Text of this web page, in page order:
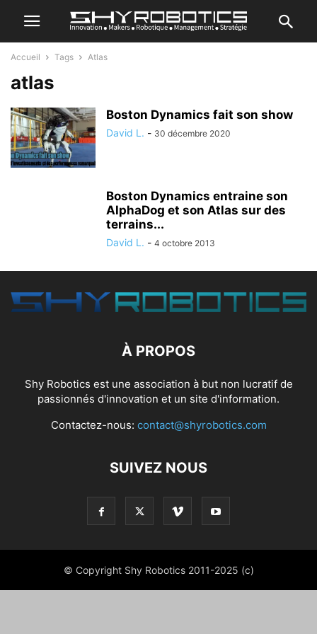
Accueil Tags Atlas
atlas
Boston Dynamics fait son show
David L. - 30 décembre 2020
Boston Dynamics entraine son
AlphaDog et son Atlas sur des
terrains...
David L. - 4 octobre 2013
À PROPOS
Shy Robotics est une association à but non lucratif de
passionnés d'innovation et un site d'information.
Contactez-nous: contact@shyrobotics.com
SUIVEZ NOUS
© Copyright Shy Robotics 2011-2025 (c)